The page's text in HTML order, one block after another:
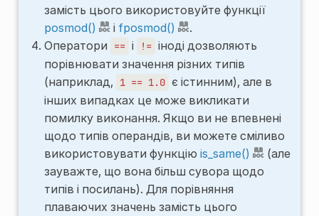
замість цього використовуйте функції
posmod()
і fposmod()
.
Оператори
== і != іноді дозволяють
порівнювати значення різних типів
(наприклад,
1 == 1.0 є істинним), але в
інших випадках це може викликати
помилку виконання. Якщо ви не впевнені
щодо типів операндів, ви можете сміливо
використовувати функцію is_same()
(але
зауважте, що вона більш сувора щодо
типів і посилань). Для порівняння
плаваючих значень замість цього